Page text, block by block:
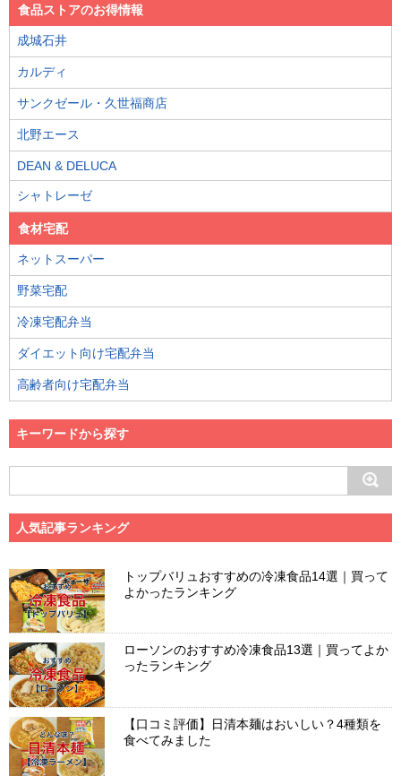
食品ストアのお得情報
成城石井
カルディ
サンクゼール・久世福商店
北野エース
DEAN & DELUCA
シャトレーゼ
食材宅配
ネットスーパー
野菜宅配
冷凍宅配弁当
ダイエット向け宅配弁当
高齢者向け宅配弁当
キーワードから探す
人気記事ランキング
トップバリュおすすめの冷凍食品14選｜買って
よかったランキング
ローソンのおすすめ冷凍食品13選｜買ってよか
ったランキング
【口コミ評価】日清本麺はおいしい？4種類を
食べてみました